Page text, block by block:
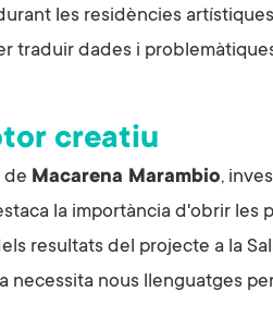
les residències
traduir dades i
creatiu
de Macarena Marambio,
la importància d'obrir les
resultats del projecte a la
necessita nous llenguatges